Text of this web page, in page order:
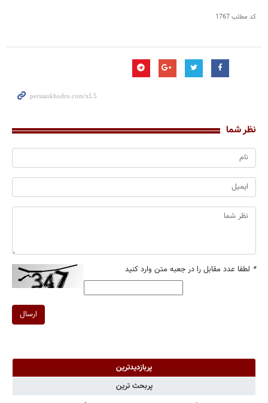
کد مطلب1767
نظر شما
* لطفا عدد مقابل را در جعبه متن وارد کنید
ارسال
پربازدیدترین
پربحث ترین